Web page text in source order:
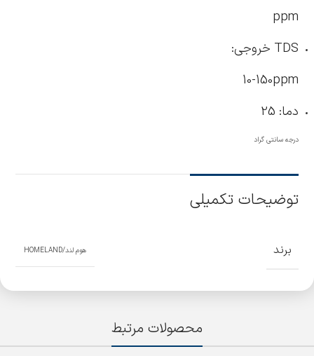
ppm
TDS خروجی:
10-150ppm
دما: 25
درجه سانتی گراد
توضیحات تکمیلی
برند هوم لند/HOMELAND
محصولات مرتبط